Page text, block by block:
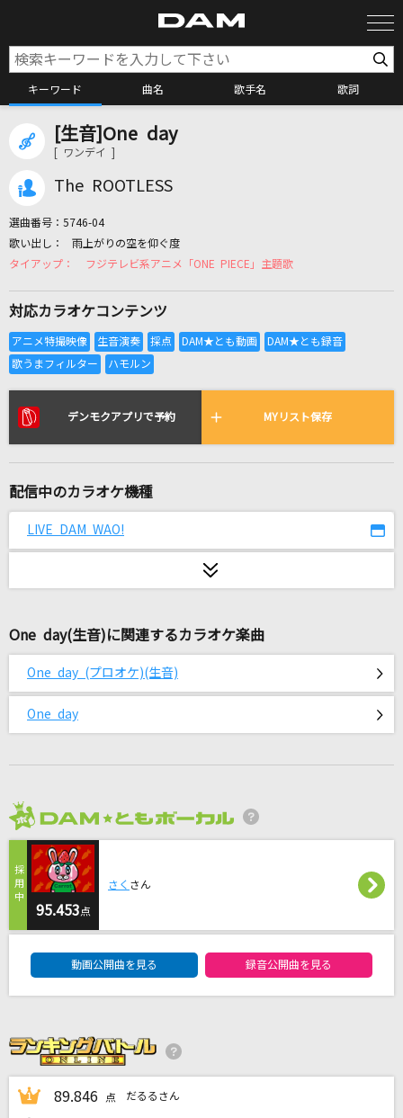
キーワード 曲名 歌手名 歌詞
カラオケ検索
カラオケリクエスト
リアルタイムで歌われている曲の一覧
Same Blue
米津玄師
ダイヤモンドヴァージン
ちゃんみな
SIGHT
Angelo
メロウ
須田景凪
愛のうた
倖田來未
鯨の唄
Mrs. GREEN APPLE
モア]
Celine Dion With Special Guests Kryzler & Kompany
[生音]One day
[ ワンデイ ]
The ROOTLESS
選曲番号： 5746-04
雨上がりの空を仰ぐ度
フジテレビ系アニメ「ONE PIECE」主題歌
対応カラオケコンテンツ
デンモクアプリで予約 MYリスト保存
配信中のカラオケ機種
LIVE DAM WAO!
One day(生音)に関連するカラオケ楽曲
One day (プロオケ)(生音)
One day
95.453点
さく さん
動画公開曲を見る 録音公開曲を見る
1 89.846 点 だるるさん